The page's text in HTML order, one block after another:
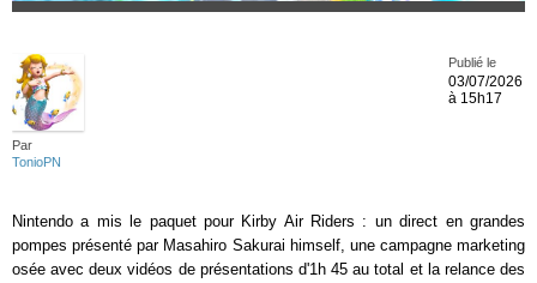
Par
TonioPN
Publié le
03/07/2026
à 15h17
Nintendo a mis le paquet pour Kirby Air Riders : un direct en grandes
pompes présenté par Masahiro Sakurai himself, une campagne marketing
osée avec deux vidéos de présentations d'1h 45 au total et la relance des